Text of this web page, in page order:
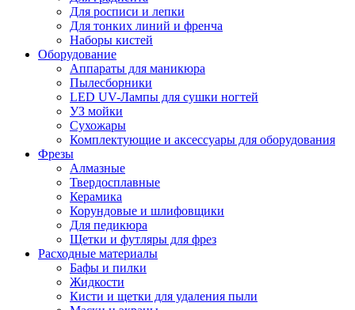
Для росписи и лепки
Для тонких линий и френча
Наборы кистей
Оборудование
Аппараты для маникюра
Пылесборники
LED UV-Лампы для сушки ногтей
УЗ мойки
Сухожары
Комплектующие и аксессуары для оборудования
Фрезы
Алмазные
Твердосплавные
Керамика
Корундовые и шлифовщики
Для педикюра
Щетки и футляры для фрез
Расходные материалы
Бафы и пилки
Жидкости
Кисти и щетки для удаления пыли